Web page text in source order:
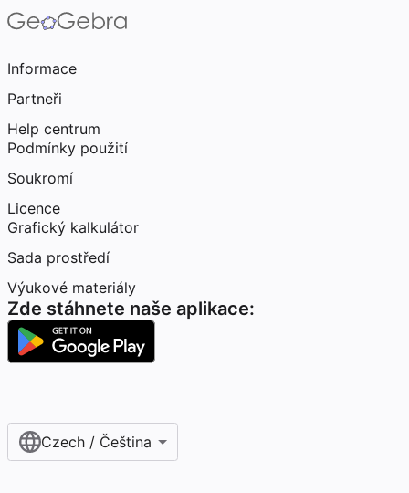
Informace
Partneři
Help centrum
Podmínky použití
Soukromí
Licence
Grafický kalkulátor
Sada prostředí
Výukové materiály
Zde stáhnete naše aplikace:
Czech / Čeština‎